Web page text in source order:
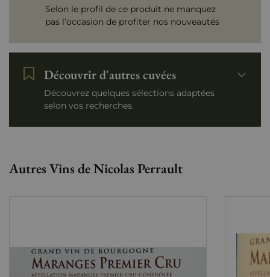
Selon le profil de ce produit ne manquez
pas l’occasion de profiter nos nouveautés
Découvrir d'autres cuvées
Découvrez quelques sélections adaptées
selon vos recherches.
Autres Vins de Nicolas Perrault